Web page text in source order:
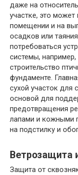
даже на
участке, это
помещении и на
осадков или
потребоваться
системы,
строительство
фундаменте.
сухой участок для
основой для
предотвращения
лапами и кожными
на подстилку и
Ветрозащита
Защита от